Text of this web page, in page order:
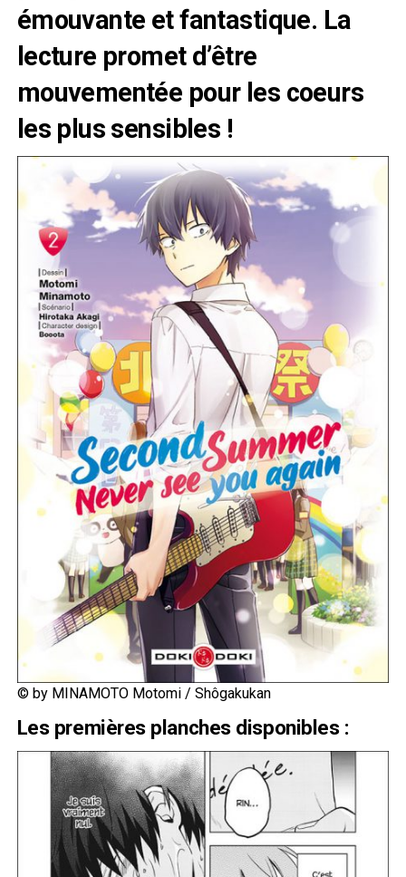
émouvante et fantastique. La
lecture promet d’être
mouvementée pour les coeurs
les plus sensibles !
© by MINAMOTO Motomi / Shôgakukan
Les premières planches disponibles: